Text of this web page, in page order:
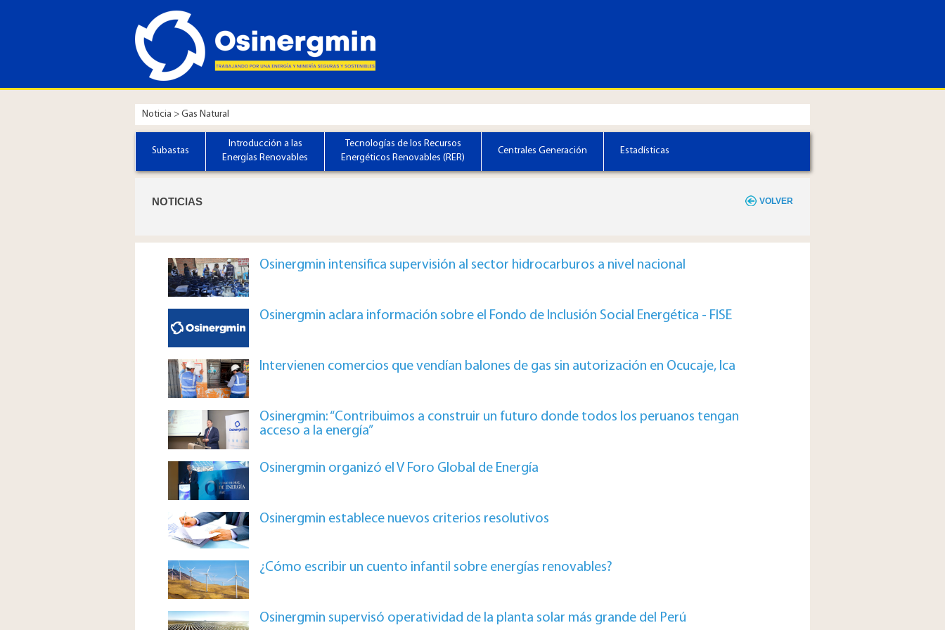
Noticia > Gas Natural
Subastas
Introducción a las
Energías Renovables
Tecnologías de los Recursos
Energéticos Renovables (RER)
Centrales Generación Estadísticas
​​​​​​NOTICIAS VOLVER
Osinergmin intensifica supervisión al sector hidrocarburos a nivel nacional
Osinergmin aclara información sobre el Fondo de Inclusión Social Energética - FISE
Intervienen comercios que vendían balones de gas sin autorización en Ocucaje, Ica
Osinergmin: “Contribuimos a construir un futuro donde todos los peruanos tengan
acceso a la energía”
Osinergmin organizó el V Foro Global de Energía
Osinergmin establece nuevos criterios resolutivos
¿Cómo escribir un cuento infantil sobre energías renovables?
Osinergmin supervisó operatividad de la planta solar más grande del Perú